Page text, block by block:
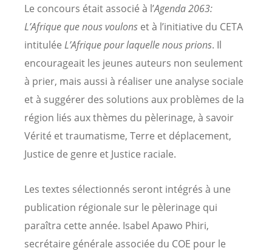
Le concours était associé à l’Agenda 2063:
L’Afrique que nous voulons et à l’initiative du CETA
intitulée L’Afrique pour laquelle nous prions. Il
encourageait les jeunes auteurs non seulement
à prier, mais aussi à réaliser une analyse sociale
et à suggérer des solutions aux problèmes de la
région liés aux thèmes du pèlerinage, à savoir
Vérité et traumatisme, Terre et déplacement,
Justice de genre et Justice raciale.
Les textes sélectionnés seront intégrés à une
publication régionale sur le pèlerinage qui
paraîtra cette année. Isabel Apawo Phiri,
secrétaire générale associée du COE pour le